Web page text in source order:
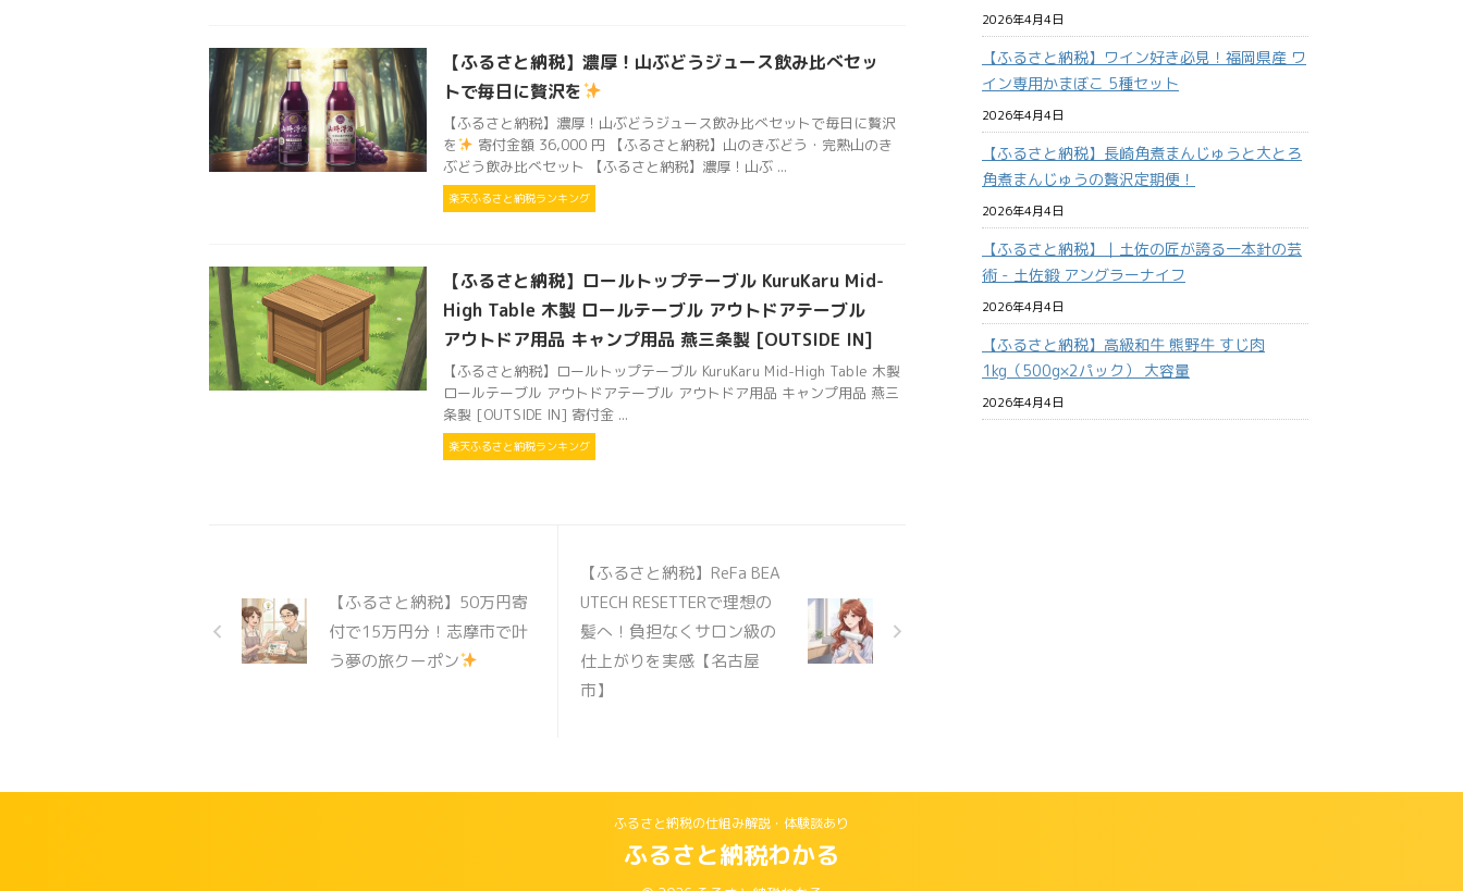
【ふるさと納税】濃厚！山ぶどうジュース飲み比べセッ
トで毎日に贅沢を
【ふるさと納税】濃厚！山ぶどうジュース飲み比べセットで毎日に贅沢
を
寄付金額 36,000 円 【ふるさと納税】山のきぶどう・完熟山のき
ぶどう飲み比べセット 【ふるさと納税】濃厚！山ぶ ...
楽天ふるさと納税ランキング
【ふるさと納税】ロールトップテーブル KuruKaru Mid-
High Table 木製 ロールテーブル アウトドアテーブル
アウトドア用品 キャンプ用品 燕三条製 [OUTSIDE IN]
【ふるさと納税】ロールトップテーブル KuruKaru Mid-High Table 木製
ロールテーブル アウトドアテーブル アウトドア用品 キャンプ用品 燕三
条製 [OUTSIDE IN] 寄付金 ...
楽天ふるさと納税ランキング
【ふるさと納税】50万円寄
付で15万円分！志摩市で叶
う夢の旅クーポン
【ふるさと納税】ReFa BEA
UTECH RESETTERで理想の
髪へ！負担なくサロン級の
仕上がりを実感【名古屋
市】
2026年4月4日
【ふるさと納税】ワイン好き必見！福岡県産 ワ
イン専用かまぼこ 5種セット
2026年4月4日
【ふるさと納税】長崎角煮まんじゅうと大とろ
角煮まんじゅうの贅沢定期便！
2026年4月4日
【ふるさと納税】｜土佐の匠が誇る一本針の芸
術 - 土佐鍛 アングラーナイフ
2026年4月4日
【ふるさと納税】高級和牛 熊野牛 すじ肉
1kg（500g×2パック） 大容量
2026年4月4日
ふるさと納税の仕組み解説・体験談あり
ふるさと納税わかる